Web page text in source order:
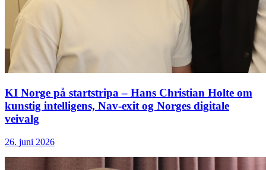
KI Norge på startstripa – Hans Christian Holte om
kunstig intelligens, Nav-exit og Norges digitale
veivalg
26. juni 2026